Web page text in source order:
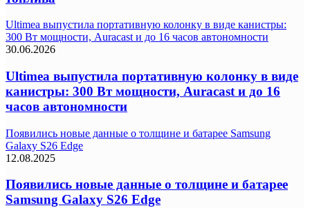
Ultimea выпустила портативную колонку в виде канистры:
300 Вт мощности, Auracast и до 16 часов автономности
30.06.2026
Ultimea выпустила портативную колонку в виде
канистры: 300 Вт мощности, Auracast и до 16
часов автономности
Появились новые данные о толщине и батарее Samsung
Galaxy S26 Edge
12.08.2025
Появились новые данные о толщине и батарее
Samsung Galaxy S26 Edge